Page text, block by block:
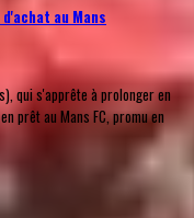
au Mans
qui s'apprête à prolonger en
prêt au Mans FC, promu en